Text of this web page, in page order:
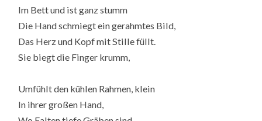
Im Bett und ist ganz stumm
Die Hand schmiegt ein gerahmtes Bild,
Das Herz und Kopf mit Stille füllt.
Sie biegt die Finger krumm,
Umfühlt den kühlen Rahmen, klein
In ihrer großen Hand,